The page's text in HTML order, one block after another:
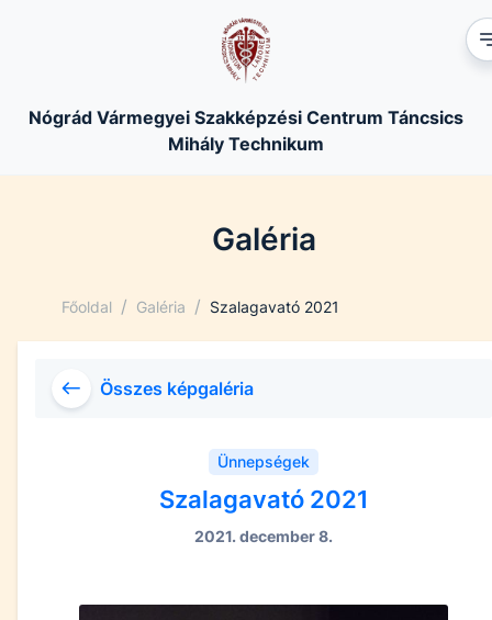
Nógrád Vármegyei Szakképzési Centrum Táncsics
Mihály Technikum
Galéria
Főoldal / Galéria / Szalagavató 2021
Összes képgaléria
Ünnepségek
Szalagavató 2021
2021. december 8.